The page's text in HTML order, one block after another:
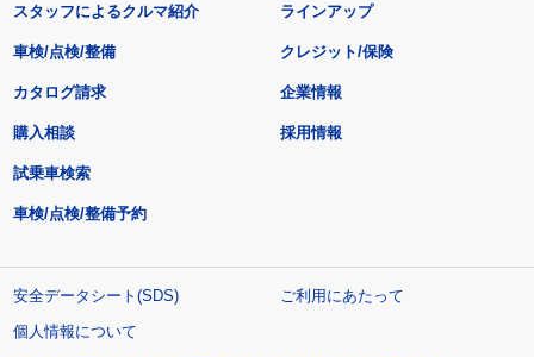
スタッフによるクルマ紹介 ラインアップ
車検/点検/整備 クレジット/保険
カタログ請求
購入相談
試乗車検索
車検/点検/整備予約
企業情報
採用情報
安全データシート(SDS)
ご利用にあたって
個人情報について